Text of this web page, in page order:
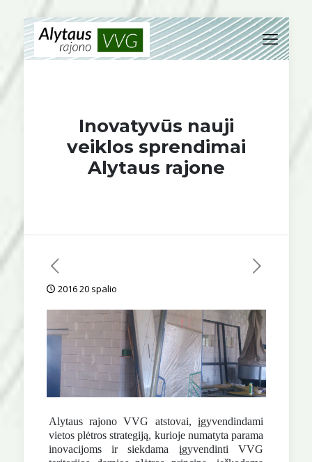
Inovatyvūs nauji
veiklos sprendimai
Alytaus rajone
2016 20 spalio
Alytaus rajono VVG atstovai, įgyvendindami
vietos plėtros strategiją, kurioje numatyta parama
inovacijoms ir siekdama įgyvendinti VVG